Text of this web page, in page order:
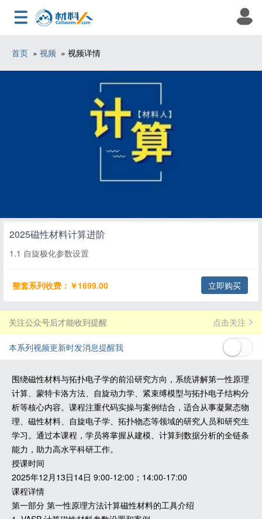
首页 » 视频 » 视频详情
2025磁性材料计算进阶
1.1 自旋极化参数设置
整套系列收费：￥1699.00 立即购买
关注公众号后才能收到提醒 点击关注
本系列视频更新时发消息提醒我
围绕磁性材料与拓扑电子学的前沿研究方向，系统讲解第一性原理
计算、蒙特卡洛方法、自旋动力学、紧束缚模型与拓扑电子结构分
析等核心内容。课程注重代码实操与案例结合，适合从事凝聚态物
理、磁性材料、自旋电子学、拓扑物态等领域的研究人员和研究生
学习。通过本课程，学员将掌握从建模、计算到数据分析的全链条
能力，助力高水平科研工作。
授课时间
2025年12月13日14日 9:00-12:00；14:00-17:00
课程详情
第一部分 第一性原理方法计算磁性材料的工具介绍